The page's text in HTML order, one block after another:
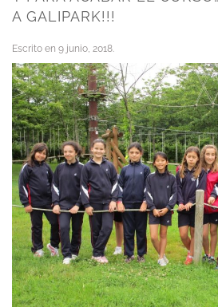
A GALIPARK!!!
Escrito en 9 junio, 2018